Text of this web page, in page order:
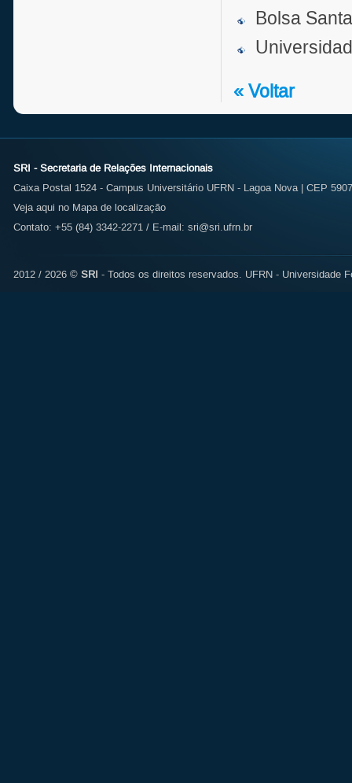
Bolsa
« Voltar
SRI - Secretaria de Relações Internacionais
Caixa Postal 1524 - Campus Universitário UFRN - Lagoa Nova | CEP
Veja aqui no Mapa de localização
Contato: +55 (84) 3342-2271 / E-mail: sri@sri.ufrn.br
2012 / 2026 © SRI - Todos os direitos reservados. UFRN - Universidade